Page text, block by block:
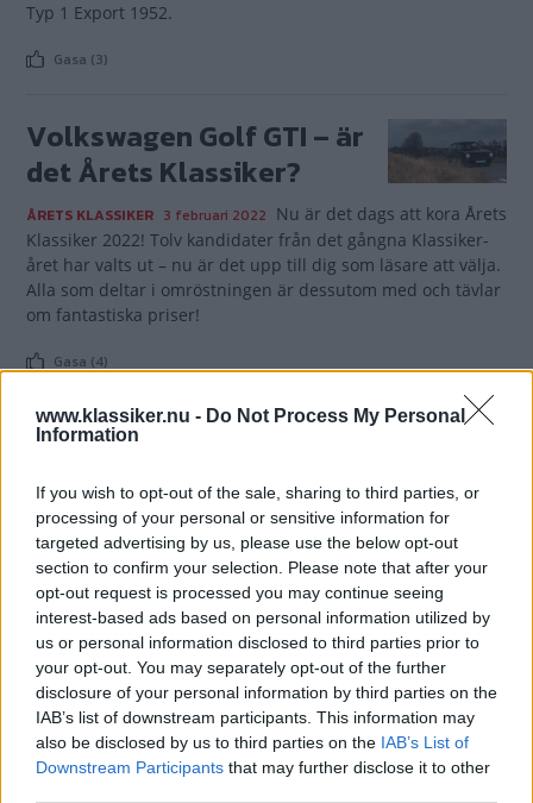
www.klassiker.nu - Do Not Process My Personal
Information
If you wish to opt-out of the sale, sharing to third parties, or
processing of your personal or sensitive information for
targeted advertising by us, please use the below opt-out
section to confirm your selection. Please note that after your
opt-out request is processed you may continue seeing
interest-based ads based on personal information utilized by
us or personal information disclosed to third parties prior to
your opt-out. You may separately opt-out of the further
disclosure of your personal information by third parties on the
IAB’s list of downstream participants. This information may
also be disclosed by us to third parties on the IAB’s List of
Downstream Participants that may further disclose it to other
Typ 1 Export 1952.
Gasa (3)
Volkswagen Golf GTI – är
det Årets Klassiker?
ÅRETS KLASSIKER 3 februari 2022 Nu är det dags att kora Årets
Klassiker 2022! Tolv kandidater från det gångna Klassiker-
året har valts ut – nu är det upp till dig som läsare att välja.
Alla som deltar i omröstningen är dessutom med och tävlar
om fantastiska priser!
Gasa (4)
VW-bussen – är den
ÅRETS KLASSIKER 26 januari 2022 Nu är det dags att kora
Årets Klassiker 2022! Tolv kandidater från det gångna
Klassiker-året har valts ut – nu är det upp till dig som läsare
att välja. Alla som deltar i omröstningen är dessutom med
och tävlar om fantastiska priser!
Gasa (5)